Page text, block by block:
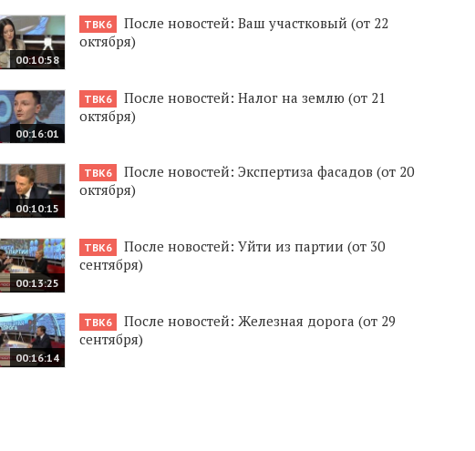
00:10:58
ТВК6
После новостей: Ваш участковый (от 22
октября)
00:16:01
ТВК6
После новостей: Налог на землю (от 21
октября)
00:10:15
ТВК6
После новостей: Экспертиза фасадов (от 20
октября)
00:13:25
ТВК6
После новостей: Уйти из партии (от 30
сентября)
00:16:14
ТВК6
После новостей: Железная дорога (от 29
сентября)